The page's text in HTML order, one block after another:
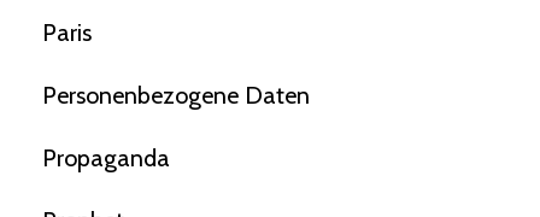
Paris
Personenbezogene Daten
Propaganda